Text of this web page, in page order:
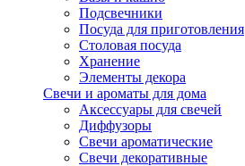
Подсвечники
Посуда для приготовления
Столовая посуда
Хранение
Элементы декора
Свечи и ароматы для дома
Аксессуары для свечей
Диффузоры
Свечи ароматические
Свечи декоративные